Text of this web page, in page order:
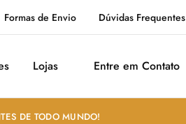
Formas de Envio Dúvidas Frequentes
Lojas Entre em Contato
DE TODO MUNDO!